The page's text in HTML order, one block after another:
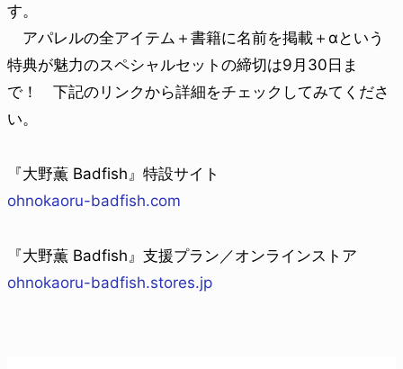
す。
アパレルの全アイテム＋書籍に名前を掲載＋αという
特典が魅力のスペシャルセットの締切は9月30日ま
で！ 下記のリンクから詳細をチェックしてみてくださ
い。
『大野薫 Badfish』特設サイト
ohnokaoru-badfish.com
『大野薫 Badfish』支援プラン／オンラインストア
ohnokaoru-badfish.stores.jp